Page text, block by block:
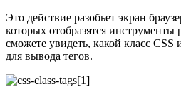
Это действие разобьет экран
которых отобразятся инструменты
сможете увидеть, какой класс CSS
для вывода тегов.